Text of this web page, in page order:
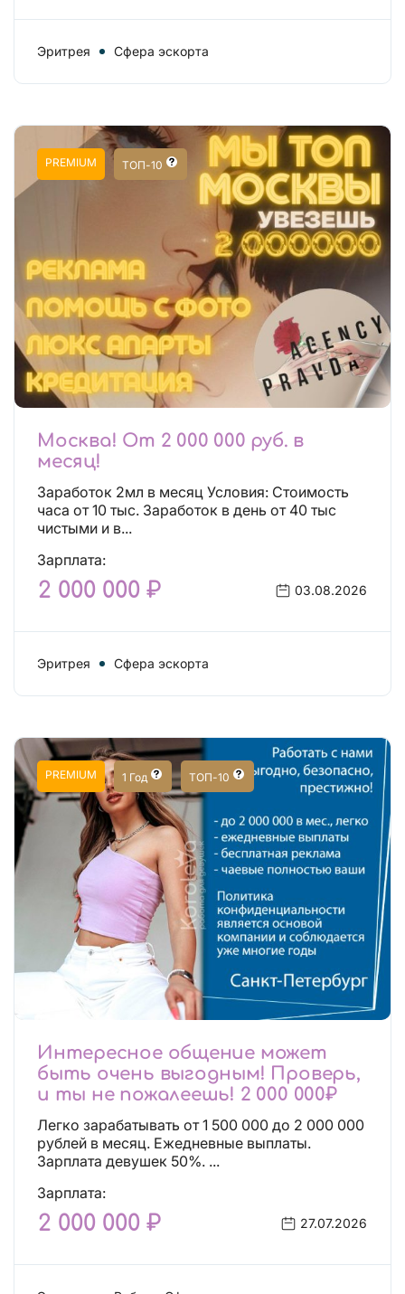
Эритрея Сфера эскорта
PREMIUM ТОП-10
Москва! От 2 000 000 руб. в
месяц!
Заработок 2мл в месяц Условия: Стоимость
часа от 10 тыс. Заработок в день от 40 тыс
чистыми и в...
Зарплата:
2 000 000 ₽ 03.08.2026
Эритрея Сфера эскорта
PREMIUM 1 Год ТОП-10
Интересное общение может
быть очень выгодным! Проверь,
и ты не пожалеешь! 2 000 000₽
Легко зарабатывать от 1 500 000 до 2 000 000
рублей в месяц. Ежедневные выплаты.
Зарплата девушек 50%. ...
Зарплата:
2 000 000 ₽ 27.07.2026